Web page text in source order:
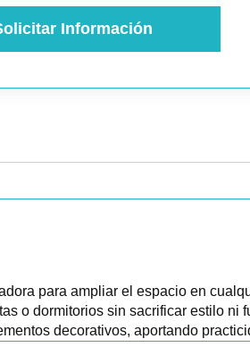
Información
para ampliar el espacio en
o dormitorios sin sacrificar estilo ni
decorativos, aportando